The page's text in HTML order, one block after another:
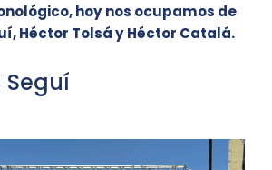
hoy nos ocupamos de
Héctor Tolsá y Héctor Catalá.